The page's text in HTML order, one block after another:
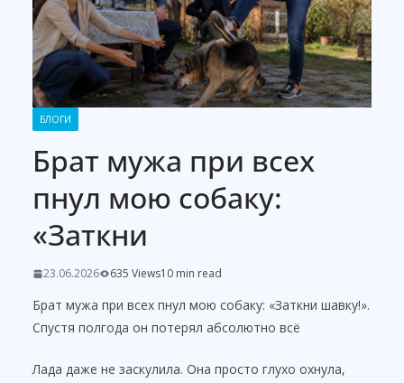
БЛОГИ
Брат мужа при всех
пнул мою собаку:
«Заткни
23.06.2026 635 Views10 min read
Брат мужа при всех пнул мою собаку: «Заткни шавку!».
Спустя полгода он потерял абсолютно всё
Лада даже не заскулила. Она просто глухо охнула,